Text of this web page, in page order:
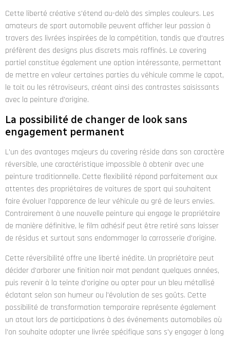
Cette liberté créative s'étend au-delà des simples couleurs. Les
amateurs de sport automobile peuvent afficher leur passion à
travers des livrées inspirées de la compétition, tandis que d'autres
préfèrent des designs plus discrets mais raffinés. Le covering
partiel constitue également une option intéressante, permettant
de mettre en valeur certaines parties du véhicule comme le capot,
le toit ou les rétroviseurs, créant ainsi des contrastes saisissants
avec la peinture d'origine.
La possibilité de changer de look sans
engagement permanent
L'un des avantages majeurs du covering réside dans son caractère
réversible, une caractéristique impossible à obtenir avec une
peinture traditionnelle. Cette flexibilité répond parfaitement aux
attentes des propriétaires de voitures de sport qui souhaitent
faire évoluer l'apparence de leur véhicule au gré de leurs envies.
Contrairement à une nouvelle peinture qui engage le propriétaire
de manière définitive, le film adhésif peut être retiré sans laisser
de résidus et surtout sans endommager la carrosserie d'origine.
Cette réversibilité offre une liberté inédite. Un propriétaire peut
décider d'arborer une finition noir mat pendant quelques années,
puis revenir à la teinte d'origine ou opter pour un bleu métallisé
éclatant selon son humeur ou l'évolution de ses goûts. Cette
possibilité de transformation temporaire représente également
un atout lors de participations à des événements automobiles où
l'on souhaite adopter une livrée spécifique sans s'y engager à long